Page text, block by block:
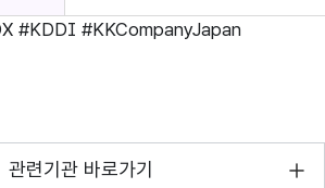
#KDDI #KKCompanyJapan
관련기관 바로가기